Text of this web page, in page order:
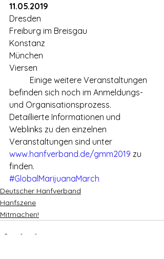
11.05.2019
Dresden
Freiburg im Breisgau
Konstanz
München
Viersen
befinden sich noch im Anmeldungs-
und Organisationsprozess.
Detaillierte Informationen und
Weblinks zu den einzelnen
Veranstaltungen sind unter
www.hanfverband.de/gmm2019 zu
finden.
#GlobalMarijuanaMarch
Deutscher Hanfverband
Hanfszene
Mitmachen!